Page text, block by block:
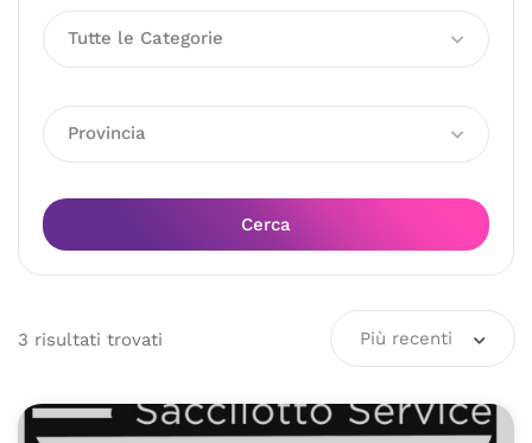
Tutte le Categorie
Provincia
Cerca
3 risultati trovati Più recenti